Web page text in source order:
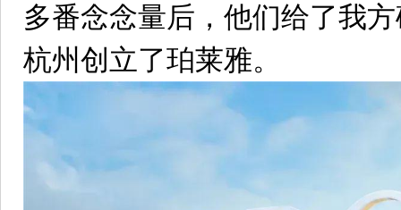
多番念念量后，他们给了我
杭州创立了珀莱雅。